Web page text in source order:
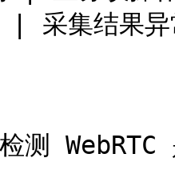
| 采集
测 WebRTC